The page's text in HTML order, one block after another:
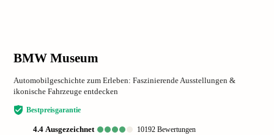
BMW Museum
Automobilgeschichte zum Erleben: Faszinierende Ausstellungen &
ikonische Fahrzeuge entdecken
Bestpreisgarantie
4.4 ausgezeichnet 10192 Bewertungen